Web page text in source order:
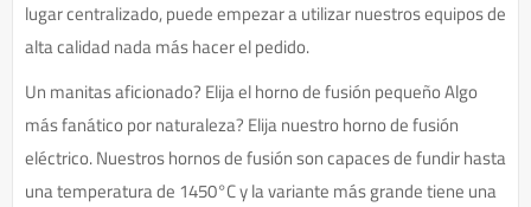
lugar centralizado, puede empezar a utilizar nuestros equipos de
alta calidad nada más hacer el pedido.
Un manitas aficionado? Elija el horno de fusión pequeño Algo
más fanático por naturaleza? Elija nuestro horno de fusión
eléctrico. Nuestros hornos de fusión son capaces de fundir hasta
una temperatura de 1450°C y la variante más grande tiene una